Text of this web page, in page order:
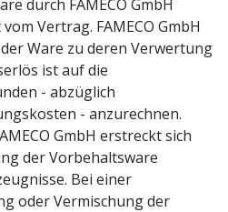
durch FAMECO GmbH
Vertrag. FAMECO GmbH
Ware zu deren Verwertung
ist auf die
- abzüglich
- anzurechnen.
GmbH erstreckt sich
der Vorbehaltsware
Bei einer
oder Vermischung der